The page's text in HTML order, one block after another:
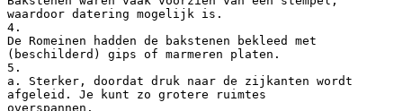
waardoor datering mogelijk is.
4.
De Romeinen hadden de bakstenen bekleed met
(beschilderd) gips of marmeren platen.
5.
a. Sterker, doordat druk naar de zijkanten wordt
afgeleid. Je kunt zo grotere ruimtes
overspannen.